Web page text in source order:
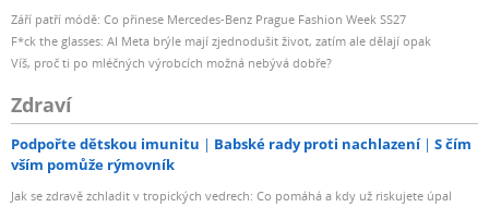
Září patří módě: Co přinese Mercedes-Benz Prague Fashion Week SS27
F*ck the glasses: AI Meta brýle mají zjednodušit život, zatím ale dělají opak
Víš, proč ti po mléčných výrobcích možná nebývá dobře?
Zdraví
Podpořte dětskou imunitu Babské rady proti nachlazení
S čím
vším pomůže rýmovník
Jak se zdravě zchladit v tropických vedrech: Co pomáhá a kdy už riskujete úpal